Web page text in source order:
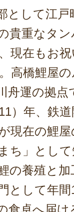
として江
貴重なタ
現在もお
高橋鯉屋
舟運の拠
）年、鉄
現在の鯉
ち」とし
の養殖と
として年